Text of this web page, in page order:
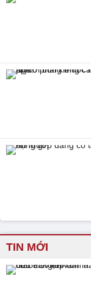
TIN MỚI